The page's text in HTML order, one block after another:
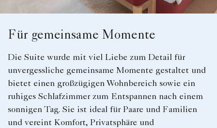
Für gemeinsame Momente
Die Suite wurde mit viel Liebe zum Detail für
unvergessliche gemeinsame Momente gestaltet und
bietet einen großzügigen Wohnbereich sowie ein
ruhiges Schlafzimmer zum Entspannen nach einem
sonnigen Tag. Sie ist ideal für Paare und Familien
und vereint Komfort, Privatsphäre und